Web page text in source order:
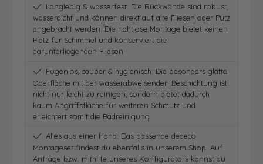
Langlebig & wasserfest: Die Rückwände sind robust,
wasserdicht und können direkt auf alte Fliesen oder Putz
angebracht werden. Die nahtlose Montage bietet keinen
Platz für Schimmel und konserviert die
darunterliegenden Fliesen
Fugenlos, sauber & hygienisch: Die besonders glatte
Oberfläche mit der wasserabweisenden Beschichtung ist
nicht nur leicht zu reinigen, sondern bietet dadurch
kaum Angriffsfläche für weiteren Schmutz und
erleichtert somit die Badreinigung
Alles aus einer Hand: Das passende dedeco
Montageset findest du ebenfalls in unserem Shop. Auf
Anfrage bzw. mithilfe unseres Konfigurators kannst du